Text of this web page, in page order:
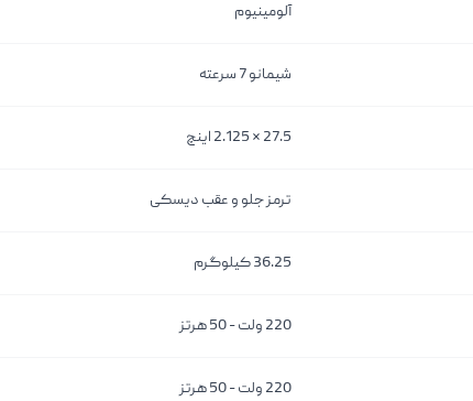
آلومینیوم
شیمانو 7 سرعته
27.5 * 2.125 اینچ
ترمز جلو و عقب دیسکی
36.25 کیلوگرم
220 ولت - 50 هرتز
220 ولت - 50 هرتز